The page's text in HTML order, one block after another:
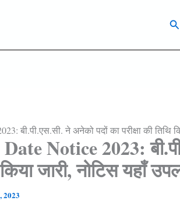
बी.पी.एस.सी. ने अनेको पदों का परीक्षा की तिथि
Notice 2023:
किया जारी, नोटिस यहाँ
2023